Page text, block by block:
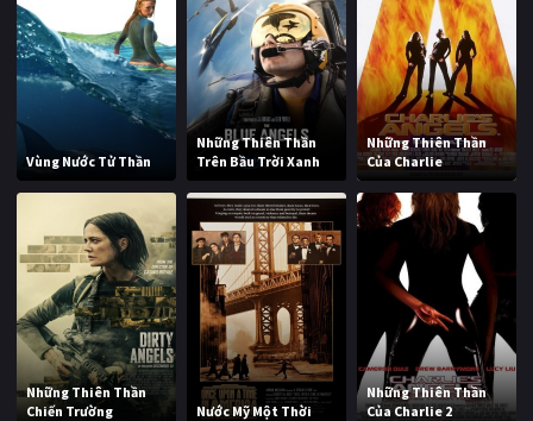
Vùng Nước Tử Thần
Những Thiên Thần
Trên Bầu Trời Xanh
Những Thiên Thần
Của Charlie
Những Thiên Thần
Chiến Trường
Nước Mỹ Một Thời
Những Thiên Thần
Của Charlie 2